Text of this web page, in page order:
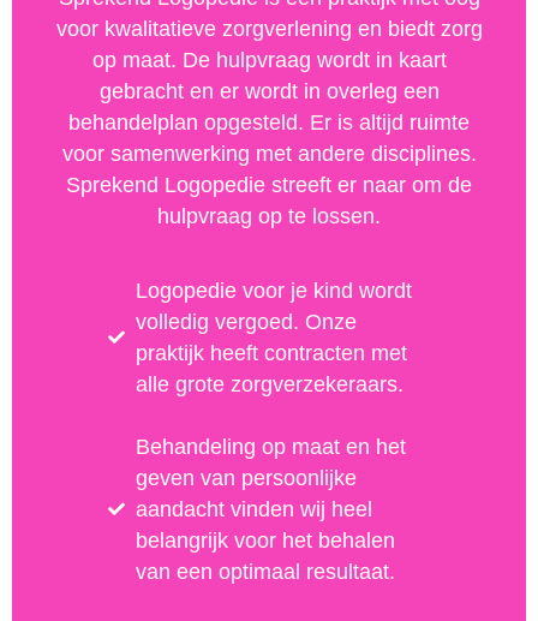
voor kwalitatieve zorgverlening en biedt zorg
op maat. De hulpvraag wordt in kaart
gebracht en er wordt in overleg een
behandelplan opgesteld. Er is altijd ruimte
voor samenwerking met andere disciplines.
Sprekend Logopedie streeft er naar om de
hulpvraag op te lossen.
Logopedie voor je kind wordt
volledig vergoed. Onze
praktijk heeft contracten met
alle grote zorgverzekeraars.
Behandeling op maat en het
geven van persoonlijke
aandacht vinden wij heel
belangrijk voor het behalen
van een optimaal resultaat.